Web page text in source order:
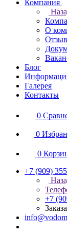
Компания
О
Блог
Галерея
Контакты
0
0
0
+7 (909)
+7